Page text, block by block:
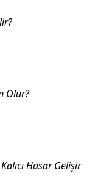
Olur?
Hasar Gelişir